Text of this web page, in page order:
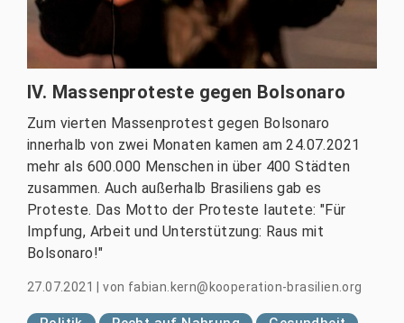
IV. Massenproteste gegen Bolsonaro
Zum vierten Massenprotest gegen Bolsonaro
innerhalb von zwei Monaten kamen am 24.07.2021
mehr als 600.000 Menschen in über 400 Städten
zusammen. Auch außerhalb Brasiliens gab es
Proteste. Das Motto der Proteste lautete: "Für
Impfung, Arbeit und Unterstützung: Raus mit
Bolsonaro!"
27.07.2021 |von fabian.kern@kooperation-brasilien.org